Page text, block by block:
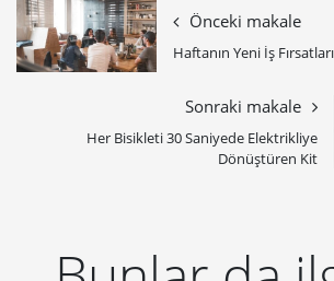
Önceki makale
Haftanın Yeni İş
Sonraki makale
Her Bisikleti 30 Saniyede Elektrikliye
Dönüştüren Kit